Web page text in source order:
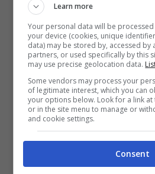
Orsolini allontana
l’indizio sul futuro
Infatti nelle scorse ore era
l’indiscrezione della
secondo cui ilBologna
giocatore una risposta
una settimana o poco più,
mesi trascorsi dalla
Learn more
Your personal data will be
your device (cookies, unique
data) may be stored by, accessed by
partners, or used specifically by this
may use precise geolocation data.
Some vendors may process your
of legitimate interest, which you can
your options below. Look for a link
or in the site menu to manage or
and cookie settings.
Consent